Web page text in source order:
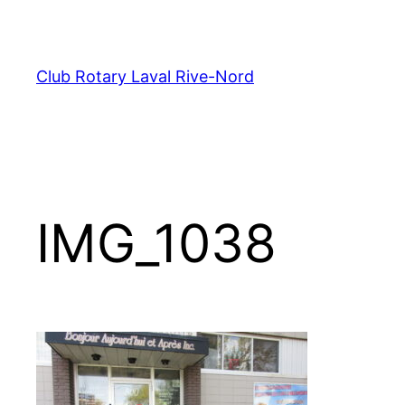
contenu
Club Rotary Laval Rive-Nord
IMG_1038